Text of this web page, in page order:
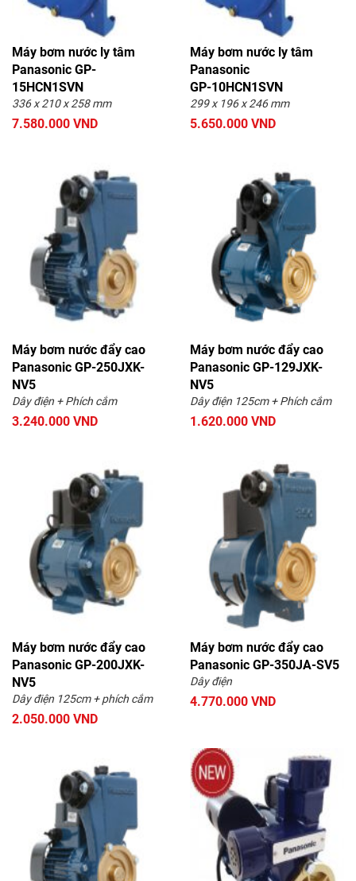
Máy bơm nước ly tâm
Panasonic GP-
15HCN1SVN
336 x 210 x 258 mm
7.580.000 VND
Máy bơm nước ly tâm
Panasonic
GP‑10HCN1SVN
299 x 196 x 246 mm
5.650.000 VND
Máy bơm nước đẩy cao
Panasonic GP-250JXK-
NV5
Dây điện + Phích cắm
3.240.000 VND
Máy bơm nước đẩy cao
Panasonic GP-129JXK-
NV5
Dây điện 125cm + Phích cắm
1.620.000 VND
Máy bơm nước đẩy cao
Panasonic GP-200JXK-
NV5
Dây điện 125cm + phích cắm
2.050.000 VND
Máy bơm nước đẩy cao
Panasonic GP-350JA-SV5
Dây điện
4.770.000 VND